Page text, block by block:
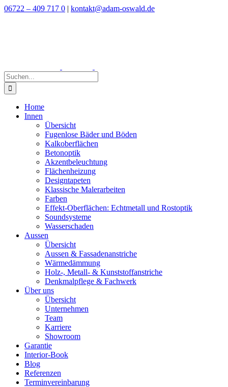
Zum
06722 – 409 717 0 | kontakt@adam-oswald.de
Suche
nach:
Home
Innen
Übersicht
Fugenlose Bäder und Böden
Kalkoberflächen
Betonoptik
Akzentbeleuchtung
Flächenheizung
Designtapeten
Klassische Malerarbeiten
Farben
Effekt-Oberflächen: Echtmetall und Rostoptik
Soundsysteme
Wasserschaden
Aussen
Übersicht
Aussen & Fassadenanstriche
Wärmedämmung
Holz-, Metall- & Kunststoffanstriche
Denkmalpflege & Fachwerk
Über uns
Übersicht
Unternehmen
Team
Karriere
Showroom
Garantie
Interior-Book
Blog
Referenzen
Terminvereinbarung